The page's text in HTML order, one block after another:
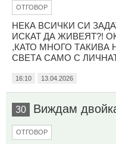
ОТГОВОР
НЕКА ВСИЧКИ СИ
ИСКАТ ДА ЖИВЕЯТ?!
,КАТО МНОГО ТАКИВА
СВЕТА САМО С
16:10 13.04.2026
30 Виждам
ОТГОВОР